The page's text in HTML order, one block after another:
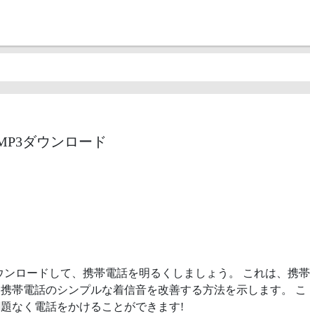
ダウンロード
ンロードして、携帯電話を明るくしましょう。 これは、携帯
帯電話のシンプルな着信音を改善する方法を示します。 こ
なく電話をかけることができます!